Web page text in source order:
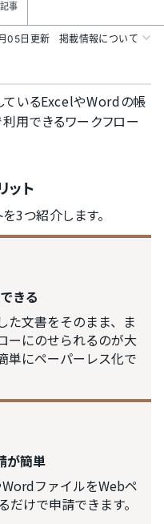
記事
05日更新 掲載情報について
ているExcelやWordの帳
用できるワークフロー
ット
3つ紹介します。
きる
た文書をそのまま、ま
ーにのせられるのが大
単にペーパーレス化で
が簡単
ファイルをWebペ
けで申請できます。